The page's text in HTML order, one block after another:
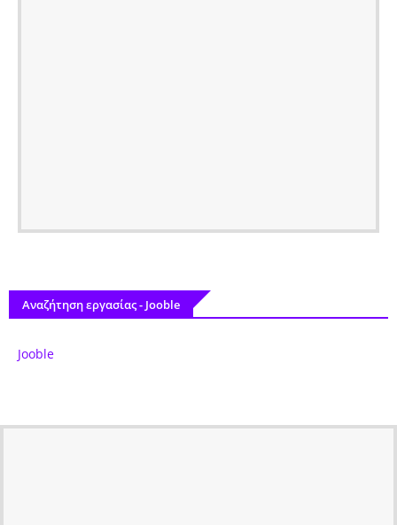
Αναζήτηση εργασίας - Jooble
Jooble